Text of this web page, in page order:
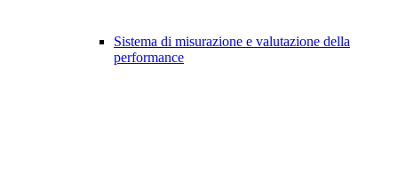
Sistema di misurazione e valutazione della
performance